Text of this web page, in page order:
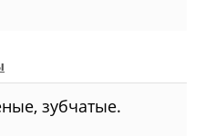
зубчатые.